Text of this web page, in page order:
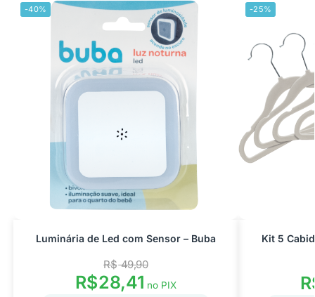
-40%
Luminária de Led com Sensor – Buba
R$49,90
R$28,41 no PIX
-25%
Kit 5